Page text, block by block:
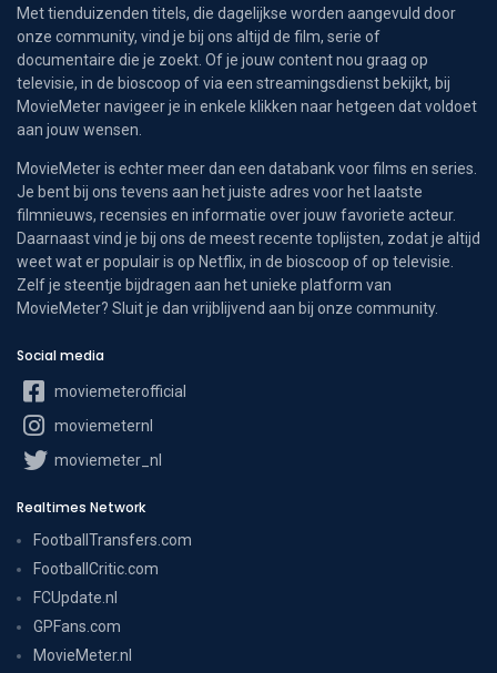
Met tienduizenden titels, die dagelijkse worden aangevuld door
onze community, vind je bij ons altijd de film, serie of
documentaire die je zoekt. Of je jouw content nou graag op
televisie, in de bioscoop of via een streamingsdienst bekijkt, bij
MovieMeter navigeer je in enkele klikken naar hetgeen dat voldoet
aan jouw wensen.
MovieMeter is echter meer dan een databank voor films en series.
Je bent bij ons tevens aan het juiste adres voor het laatste
filmnieuws, recensies en informatie over jouw favoriete acteur.
Daarnaast vind je bij ons de meest recente toplijsten, zodat je altijd
weet wat er populair is op Netflix, in de bioscoop of op televisie.
Zelf je steentje bijdragen aan het unieke platform van
MovieMeter? Sluit je dan vrijblijvend aan bij onze community.
Social media
moviemeterofficial
moviemeternl
moviemeter_nl
Realtimes Network
FootballTransfers.com
FootballCritic.com
FCUpdate.nl
GPFans.com
MovieMeter.nl